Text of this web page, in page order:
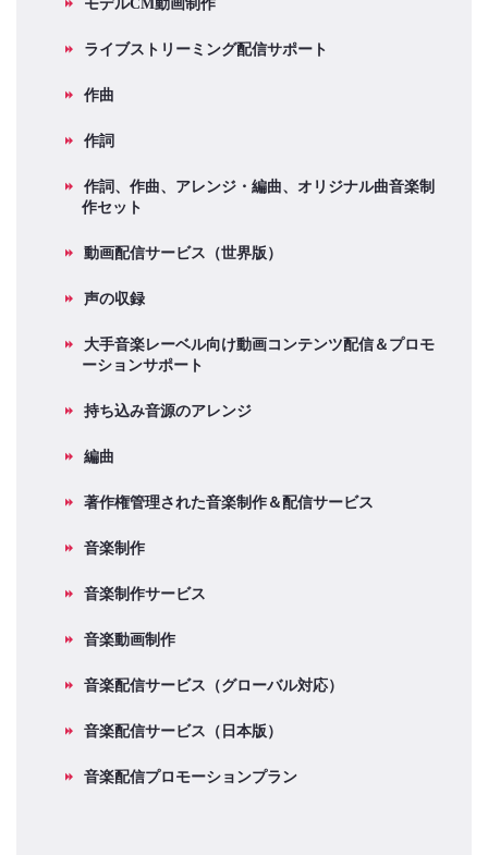
モデルCM動画制作
ライブストリーミング配信サポート
作曲
作詞
作詞、作曲、アレンジ・編曲、オリジナル曲音楽制
作セット
動画配信サービス（世界版）
声の収録
大手音楽レーベル向け動画コンテンツ配信＆プロモ
ーションサポート
持ち込み音源のアレンジ
編曲
著作権管理された音楽制作＆配信サービス
音楽制作
音楽制作サービス
音楽動画制作
音楽配信サービス（グローバル対応）
音楽配信サービス（日本版）
音楽配信プロモーションプラン